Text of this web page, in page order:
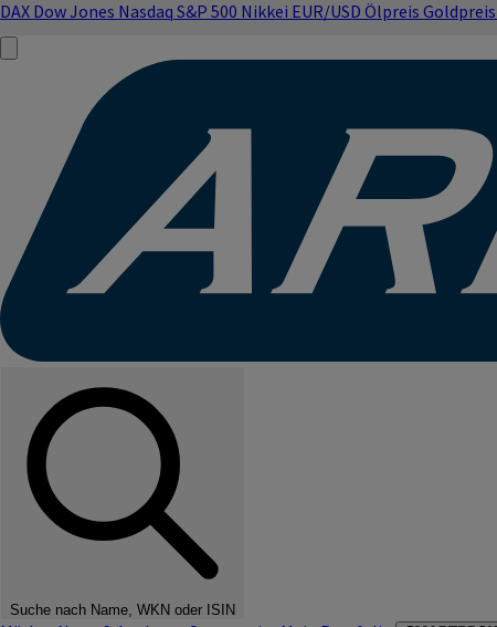
DAX Dow Jones Nasdaq S&P 500 Nikkei EUR/USD Ölpreis Goldpreis
Suche nach Name, WKN oder ISIN